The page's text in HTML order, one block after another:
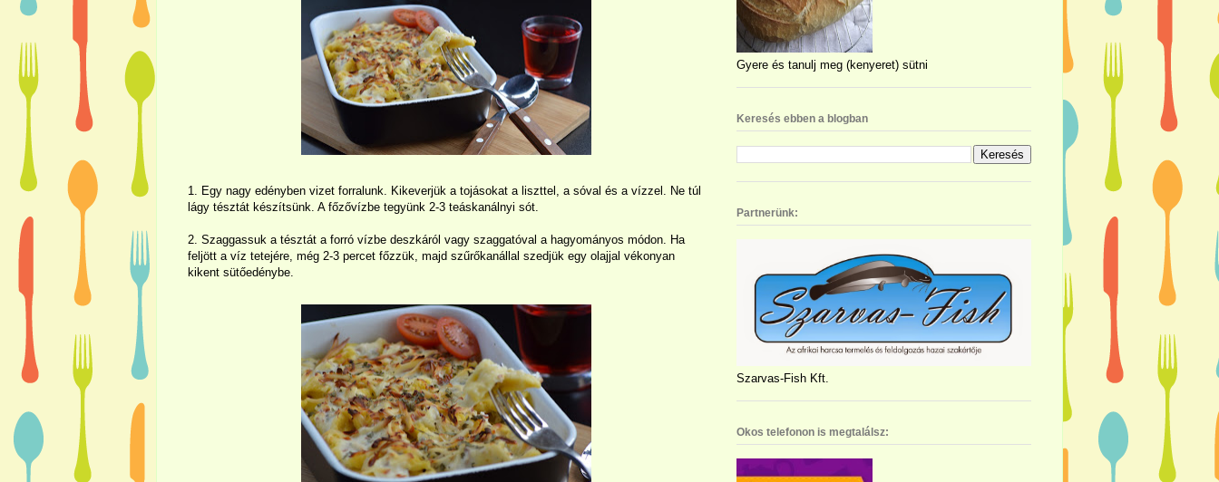
1. Egy nagy edényben vizet forralunk. Kikeverjük a tojásokat a liszttel, a sóval és a vízzel. Ne túl
lágy tésztát készítsünk. A főzővízbe tegyünk 2-3 teáskanálnyi sót.
2. Szaggassuk a tésztát a forró vízbe deszkáról vagy szaggatóval a hagyományos módon. Ha
feljött a víz tetejére, még 2-3 percet főzzük, majd szűrőkanállal szedjük egy olajjal vékonyan
kikent sütőedénybe.
Gyere és tanulj meg (kenyeret) sütni
Keresés ebben a blogban
Partnerünk:
Szarvas-Fish Kft.
Okos telefonon is megtalálsz: